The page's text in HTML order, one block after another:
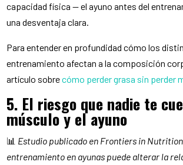
capacidad física — el ayuno antes del
una desventaja clara.
Para entender en profundidad cómo los
entrenamiento afectan a la composición
artículo sobrecómo perder grasa sin perder
5. El riesgo que nadie te
músculo y el ayuno
📊 Estudio publicado en Frontiers in
entrenamiento en ayunas puede alterar la